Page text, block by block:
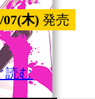
07(木) 発売
読む